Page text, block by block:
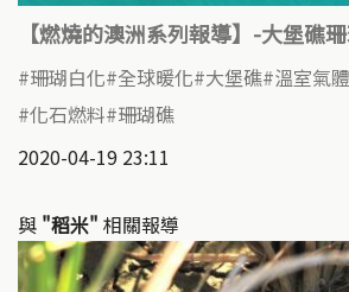
【燃燒的澳洲系列報導】-大堡礁
珊瑚白化 全球暖化 大堡礁 溫室氣體
化石燃料 珊瑚礁
2020-04-19 23:11
與 "稻米" 相關報導